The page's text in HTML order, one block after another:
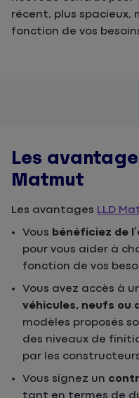
récent, plus spacieux,
fonction de vos
Les
Matmut
Les avantages LLD
Vous bénéficiez de
pour vous aider à
fonction de vos
Vous avez accès à
véhicules, neufs ou
modèles proposés
des niveaux de
par les
Vous signez un
tant en termes de